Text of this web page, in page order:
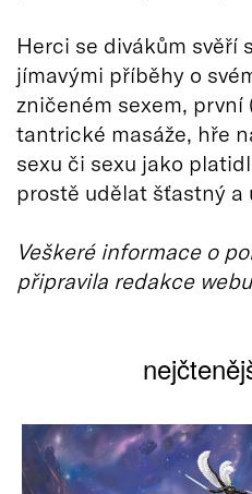
Herci se divákům svěří
jímavými příběhy o
zničeném sexem, první
tantrické masáže, hře
sexu či sexu jako
prostě udělat šťastný a
Veškeré informace o
připravila redakce